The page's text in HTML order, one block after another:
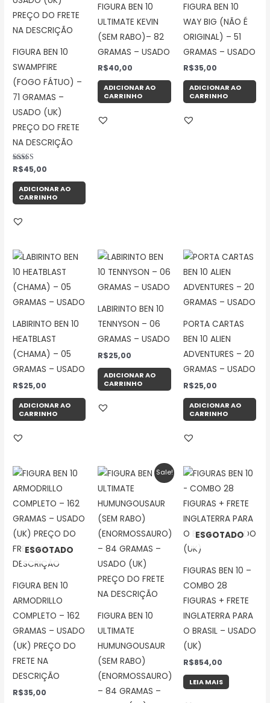
FIGURA BEN 10
SWAMPFIRE
(FOGO FÁTUO) –
71 GRAMAS –
USADO (UK)
PREÇO DO FRETE
NA DESCRIÇÃO
Avaliação
5.00
de 5
R$45,00
ADICIONAR AO
CARRINHO
FIGURA BEN 10
ULTIMATE KEVIN
(SEM RABO)– 82
GRAMAS – USADO
R$40,00
ADICIONAR AO
CARRINHO
FIGURA BEN 10
WAY BIG (NÃO É
ORIGINAL) – 51
GRAMAS – USADO
R$35,00
ADICIONAR AO
CARRINHO
LABIRINTO BEN 10
HEATBLAST
(CHAMA) – 05
GRAMAS – USADO
R$25,00
ADICIONAR AO
CARRINHO
LABIRINTO BEN 10
TENNYSON – 06
GRAMAS – USADO
R$25,00
ADICIONAR AO
CARRINHO
PORTA CARTAS
BEN 10 ALIEN
ADVENTURES – 20
GRAMAS – USADO
R$25,00
ADICIONAR AO
CARRINHO
ESGOTADO
FIGURA BEN 10
ARMODRILLO
COMPLETO – 162
GRAMAS – USADO
(UK) PREÇO DO
FRETE NA
DESCRIÇÃO
R$35,00
Sale!
FIGURA BEN 10
ULTIMATE
HUMUNGOUSAUR
(SEM RABO)
(ENORMOSSAURO)
– 84 GRAMAS –
O
preço
original
era:
R$25,00.
O
preço
atual
R$15,00.
ESGOTADO
FIGURAS BEN 10 –
COMBO 28
FIGURAS + FRETE
INGLATERRA PARA
O BRASIL – USADO
(UK)
R$854,00
LEIA MAIS